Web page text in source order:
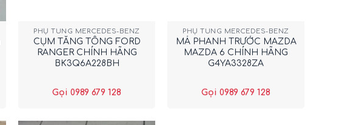
PHỤ TÙNG MERCEDES-BENZ
CỤM TĂNG TỔNG FORD
RANGER CHÍNH HÃNG
BK3Q6A228BH
Gọi 0989 679 128
PHỤ TÙNG MERCEDES-BENZ
MÁ PHANH TRƯỚC MAZDA
MAZDA 6 CHÍNH HÃNG
G4YA3328ZA
Gọi 0989 679 128